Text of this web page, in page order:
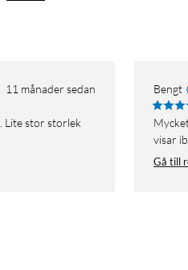
11 månader sedan Bengt
Mycket bra klocka ända liten nackdel är stegräknaren i klockan
visar
Gå till